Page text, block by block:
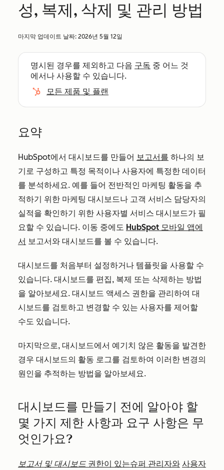
성, 복제, 삭제 및 관리 방법
마지막 업데이트 날짜: 2026년 5월 12일
명시된 경우를 제외하고 다음 구독 중 어느 것
에서나 사용할 수 있습니다.
모든 제품 및 플랜
요약
HubSpot에서 대시보드를 만들어 보고서를 하나의 보
기로 구성하고 특정 목적이나 사용자에 특정한 데이터
를 분석하세요. 예를 들어 전반적인 마케팅 활동을 추
적하기 위한 마케팅 대시보드나 고객 서비스 담당자의
실적을 확인하기 위한 사용자별 서비스 대시보드가 필
요할 수 있습니다. 이동 중에도 HubSpot 모바일 앱에
서 보고서와 대시보드를 볼 수 있습니다.
대시보드를 처음부터 설정하거나 템플릿을 사용할 수
있습니다. 대시보드를 편집, 복제 또는 삭제하는 방법
을 알아보세요. 대시보드 액세스 권한을 관리하여 대
시보드를 검토하고 변경할 수 있는 사용자를 제어할
수도 있습니다.
마지막으로, 대시보드에서 예기치 않은 활동을 발견한
경우 대시보드의 활동 로그를 검토하여 이러한 변경의
원인을 추적하는 방법을 알아보세요.
대시보드를 만들기 전에 알아야 할
몇 가지 제한 사항과 요구 사항은 무
엇인가요?
보고서 및 대시보드 권한이 있는슈퍼 관리자와 사용자